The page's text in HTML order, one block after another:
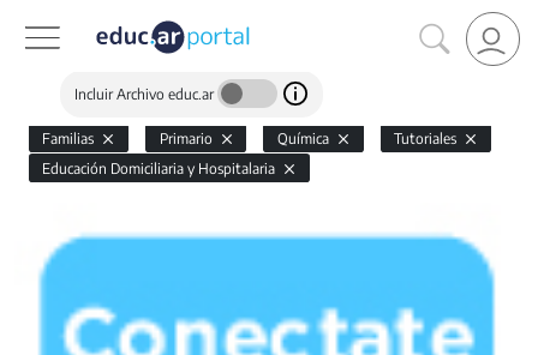
Incluir Archivo educ.ar
Familias Primario Química
Tutoriales
Educación Domiciliaria y Hospitalaria